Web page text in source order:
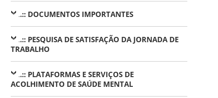
..:: DOCUMENTOS IMPORTANTES
..:: PESQUISA DE SATISFAÇÃO DA JORNADA DE
TRABALHO
..:: PLATAFORMAS E SERVIÇOS DE
ACOLHIMENTO DE SAÚDE MENTAL